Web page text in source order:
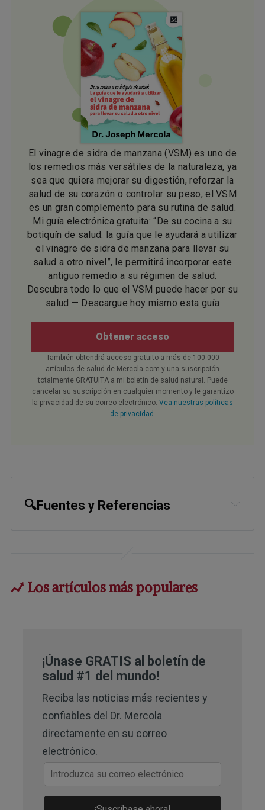
El vinagre de sidra de manzana (VSM) es uno de
los remedios más versátiles de la naturaleza, ya
sea que quiera mejorar su digestión, reforzar la
salud de su corazón o controlar su peso, el VSM
es un gran complemento para su rutina de salud.
Mi guía electrónica gratuita: “De su cocina a su
botiquín de salud: la guía que le ayudará a utilizar
el vinagre de sidra de manzana para llevar su
salud a otro nivel”, le permitirá incorporar este
antiguo remedio a su régimen de salud.
Descubra todo lo que el VSM puede hacer por su
salud — Descargue hoy mismo esta guía
Obtener acceso
También obtendrá acceso gratuito a más de 100 000
artículos de salud de Mercola.com y una suscripción
totalmente GRATUITA a mi boletín de salud natural. Puede
cancelar su suscripción en cualquier momento y le garantizo
la privacidad de su correo electrónico. Vea nuestras políticas
de privacidad
🔍Fuentes y Referencias
Journal of Agricultural and Food
Chemistry, 2010 Aug 11;58(15):8553-9
European Journal of Pharmacology,
2008 Aug 20;590(1-3):387-95
African Journal of Pharmacy and
Pharmacology, 2012 Sep
15;6(34):2559-64
Los artículos más populares
¡Únase GRATIS al boletín de
salud #1 del mundo!
Reciba las noticias más recientes y
confiables del Dr. Mercola
directamente en su correo
electrónico.